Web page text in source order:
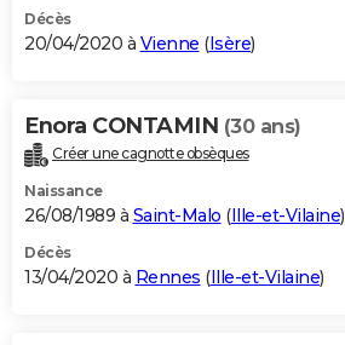
Décès
20/04/2020 à Vienne (Isère)
Enora CONTAMIN (30 ans)
Créer une cagnotte obsèques
Naissance
26/08/1989 à Saint-Malo (Ille-et-Vilaine)
Décès
13/04/2020 à Rennes (Ille-et-Vilaine)